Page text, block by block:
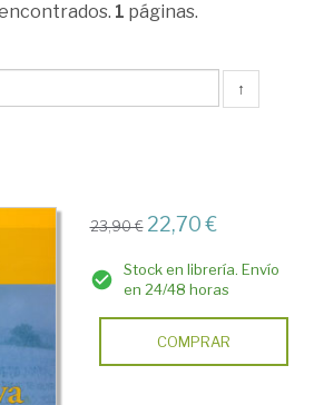
1 páginas.
↑
23,90 € 22,70 €
Stock en librería. Envío
en 24/48 horas
COMPRAR